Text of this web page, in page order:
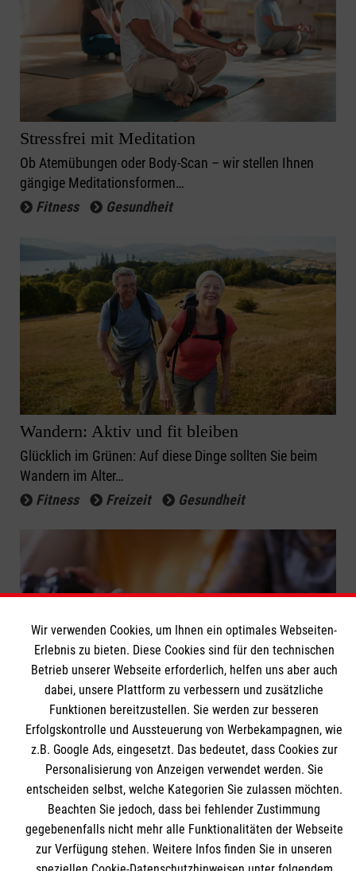
Stressfrei mit Meditation
Ob Atemübungen oder Body-Scan – wir stellen Ihnen
gängige Meditationsformen…
Fitness
Gesundheit
Wandern: Aktiv und fit bleiben
Glücklich im Grünen: Auf diese Dinge sollten Sie beim
Wandern im Alter…
Fitness
Freizeit Gesundheit
Senioren zocken: Videospiele im Alter
Computerspiele im Rentenalter? Die Vorteile liegen auf
der Hand!
Fitness
Freizeit IT & Technik
Weitere Artikel
Wir verwenden Cookies, um Ihnen ein optimales Webseiten-
Erlebnis zu bieten. Diese Cookies sind für den technischen
Betrieb unserer Webseite erforderlich, helfen uns aber auch
dabei, unsere Plattform zu verbessern und zusätzliche
Funktionen bereitzustellen. Sie werden zur besseren
Erfolgskontrolle und Aussteuerung von Werbekampagnen, wie
z.B. Google Ads, eingesetzt. Das bedeutet, dass Cookies zur
Personalisierung von Anzeigen verwendet werden. Sie
entscheiden selbst, welche Kategorien Sie zulassen möchten.
Beachten Sie jedoch, dass bei fehlender Zustimmung
gegebenenfalls nicht mehr alle Funktionalitäten der Webseite
zur Verfügung stehen. Weitere Infos finden Sie in unseren